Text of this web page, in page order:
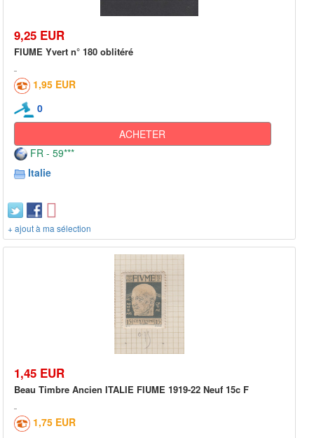
9,25 EUR
FIUME Yvert n° 180 oblitéré
1,95 EUR
0
ACHETER
FR - 59***
Italie
+ ajout à ma sélection
1,45 EUR
Beau Timbre Ancien ITALIE FIUME 1919-22 Neuf 15c F
1,75 EUR